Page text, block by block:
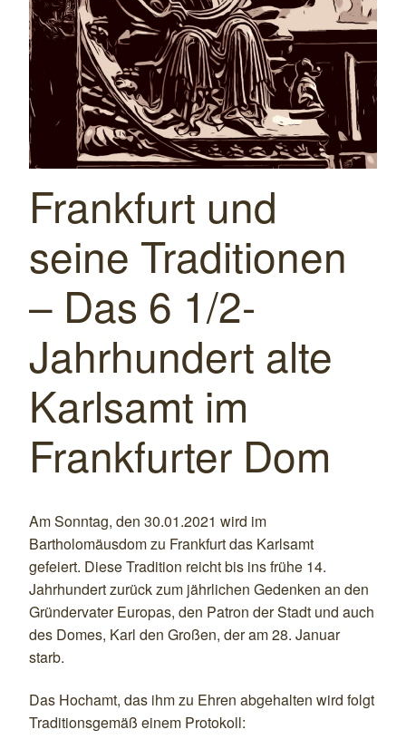
Frankfurt und
seine Traditionen
– Das 6 1/2-
Jahrhundert alte
Karlsamt im
Frankfurter Dom
Am Sonntag, den 30.01.2021 wird im
Bartholomäusdom zu Frankfurt das Karlsamt
gefeiert. Diese Tradition reicht bis ins frühe 14.
Jahrhundert zurück zum jährlichen Gedenken an den
Gründervater Europas, den Patron der Stadt und auch
des Domes, Karl den Großen, der am 28. Januar
starb.
Das Hochamt, das ihm zu Ehren abgehalten wird folgt
Traditionsgemäß einem Protokoll: